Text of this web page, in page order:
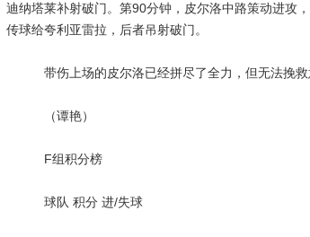
迪纳塔莱补射破门。第90分钟，皮尔洛中路策动进攻
传球给夸利亚雷拉，后者吊射破门。
带伤上场的皮尔洛已经拼尽了全力，但无法挽救
（谭艳）
F组积分榜
球队 积分 进/失球